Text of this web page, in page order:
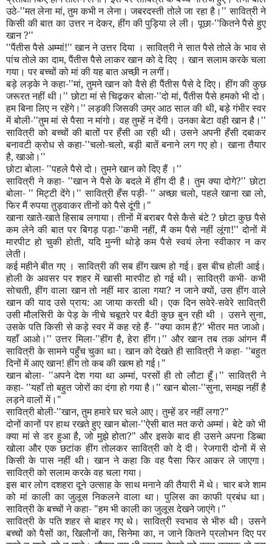
उठे-''मत लेना मां,तुम कभी न लेना। जबरदस्ती तोले जा रहा है। ''सावित्री ने
किसी की बात का उत्तर न देकर,हींग की पुड़िया ले ली। पूछा-''कितने पैसे हुए
खान?''
''पैंतीस पैसे अम्मां!''खान ने उत्तर दिया । सावित्री ने सात पैसे तोले के भाव से
पांच तोले का दाम,पैंतीस पैसे लाकर खान को दे दिए । खान सलाम करके चला
गया। पर बच्चों को मां की यह बात अच्छी न लगीं।
बड़े लड़के ने कहा-''मां,तुमने खान को वैसे ही पैंतीस पैसे दे दिए। हींग की कुछ
जरूरत नहीं थी। ''छोटा मां से चिढ़कर बोला-''दो मां,पैंतीस पैसे हमको भी दो।
हम बिना लिए न रहेंगे। ''लड़की जिसकी उम्र आठ साल की थी,बड़े गंभीर स्वर
में बोली-''तुम मां से पैसा न मांगो। वह तुम्हें न देंगी। उनका बेटा वही खान है। ''
सावित्री को बच्चों की बातों पर हँसी आ रही थी। उसने अपनी हँसी दबाकर
बनावटी क्रोध से कहा-''चलो-चलो,बड़ी बातें बनाने लग गए हो। खाना तैयार
है,खाओ। ''
छोटा बोला- ''पहले पैसे दो। तुमने खान को दिए हैं । ''
सावित्री ने कहा- ''खान ने पैसे के बदले में हींग दी है। तुम क्या दोगे?''छोटा
बोला- ''मिट्टी देंगे। ''सावित्री हँस पड़ी- ''अच्छा चलो,पहले खाना खा लो,
फिर मैं रुपया तुड़वाकर तीनों को पैसे दूंगी।"
खाना खाते-खाते हिसाब लगाया। तीनों में बराबर पैसे कैसे बंटे?छोटा कुछ पैसे
कम लेने की बात पर बिगड़ पड़ा-''कभी नहीं,मैं कम पैसे नहीं लूंगा!''दोनों में
मारपीट हो चुकी होती,यदि मुन्नी थोड़े कम पैसे स्वयं लेना स्वीकार न कर
लेती।
कई महीने बीत गए । सावित्री की सब हींग खत्म हो गई। इस बीच होली आई।
होली के अवसर पर शहर में खासी मारपीट हो गई थी। सावित्री कभी- कभी
सोचती,हींग वाला खान तो नहीं मार डाला गया?न जाने क्यों,उस हींग वाले
खान की याद उसे प्राय: आ जाया करती थी। एक दिन सवेरे-सवेरे सावित्री
उसी मौलसिरी के पेड़ के नीचे चबूतरे पर बैठी कुछ बुन रही थी । उसने सुना,
उसके पति किसी से कड़े स्वर में कह रहे हैं- ''क्या काम है?'भीतर मत जाओ।
यहाँ आओ। ''उत्तर मिला-''हींग है,हेरा हींग। '' और खान तब तक आंगन मैं
सावित्री के सामने पहुँच चुका था। खान को देखते ही सावित्री ने कहा- ''बहुत
दिनों में आए खान! हींग तो कब की खत्म हो गई।"
खान बोला- ''अपने देश गया था अम्मां,परसों ही तो लौटा हूँ। ''सावित्री ने
कहा- ''यहाँ तो बहुत जोरों का दंगा हो गया है। ''खान बोला-''सुना,समझ नहीं है
लड़ने वालों में।"
सावित्री बोली-''खान,तुम हमारे घर चले आए। तुम्हें डर नहीं लगा?"
दोनों कानों पर हाथ रखते हुए खान बोला-''ऐसी बात मत करो अम्मां। बेटे को भी
क्या मां से डर हुआ है,जो मुझे होता?"और इसके बाद ही उसने अपना डिब्बा
खोला और एक छटांक हींग तोलकर सावित्री को दे दी। रेजगारी दोनों में से
किसी के पास नहीं थी। खान ने कहा कि वह पैसा फिर आकर ले जाएगा।
सावित्री को सलाम करके वह चला गया।
इस बार लोग दशहरा दूने उत्साह के साथ मनाने की तैयारी में थे। चार बजे शाम
को मां काली का जुलूस निकलने वाला था। पुलिस का काफी प्रबंध था।
सावित्री के बच्चों ने कहा- "हम भी काली का जुलूस देखने जाएंगे।"
सावित्री के पति शहर से बाहर गए थे। सावित्री स्वभाव से भीरु थी। उसने
बच्चों को पैसों का,खिलौनों का,सिनेमा का,न जाने कितने प्रलोभन दिए पर